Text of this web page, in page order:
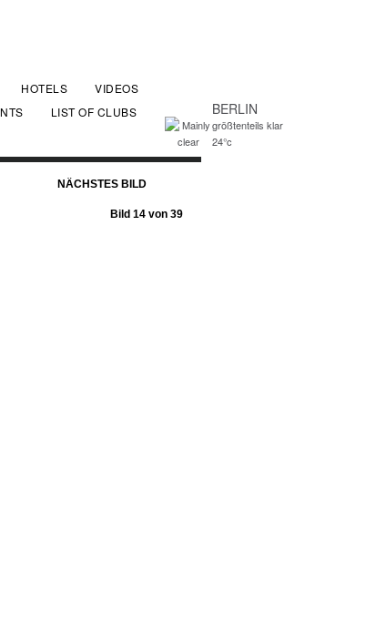
BERLIN
größtenteils klar
24°c
HOTELS
VIDEOS
LIST OF CLUBS
NÄCHSTES BILD
Bild 14 von 39